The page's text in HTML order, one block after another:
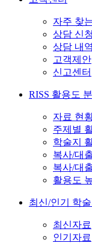
자주 찾
상담 신청
상담 내
고객제안
신고센터
RISS 활용도
자료 현
주제별
학술지
복사/대
복사/대
활용도
최신/인기 학
최신자료
인기자료